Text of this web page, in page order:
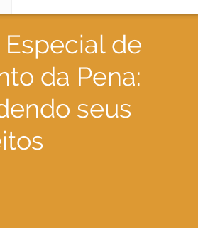
Especial de
da Pena:
seus